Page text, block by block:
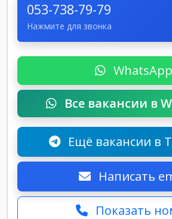
053-738-79-79
Нажмите для звонка
WhatsApp
Все вакансии в
Ещё вакансии в
Написать
Показать